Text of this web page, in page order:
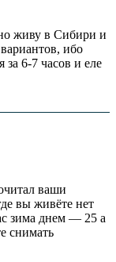
живу в Сибири и
ибо
6-7 часов и еле
ваши
вы живёте нет
зима днем — 25 а
снимать